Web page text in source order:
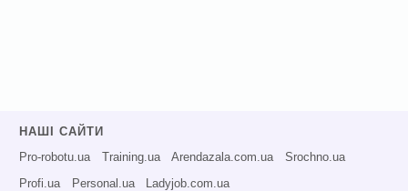
НАШІ САЙТИ
Pro-robotu.ua Training.ua Arendazala.com.ua Srochno.ua
Profi.ua Personal.ua Ladyjob.com.ua